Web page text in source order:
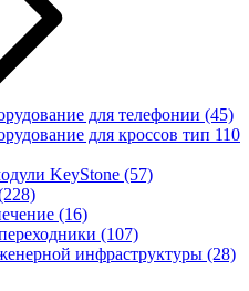
для телефонии (45)
для кроссов тип 110
KeyStone (57)
(16)
(107)
инфраструктуры (28)